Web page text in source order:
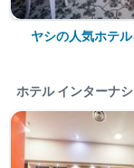
ヤシの人気ホテ
ホテル インターナ